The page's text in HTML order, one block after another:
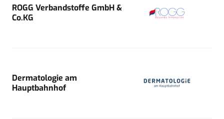
ROGG Verbandstoffe GmbH &
Co.KG
Dermatologie am
Hauptbahnhof